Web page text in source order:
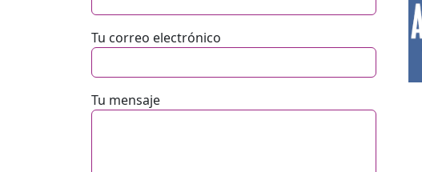
Tu correo electrónico
Tu mensaje